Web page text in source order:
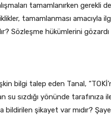
tamamlanırken gerekli
tamamlanması
Sözleşme hükümlerini
bilgi talep eden Tanal,
sızdığı yönünde
bildirilen şikayet var mıdır?